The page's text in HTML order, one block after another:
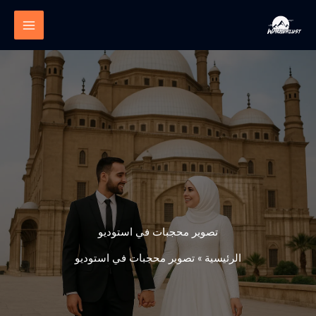
إلى
تصوير محجبات في استوديو
الرئيسية » تصوير محجبات في استوديو